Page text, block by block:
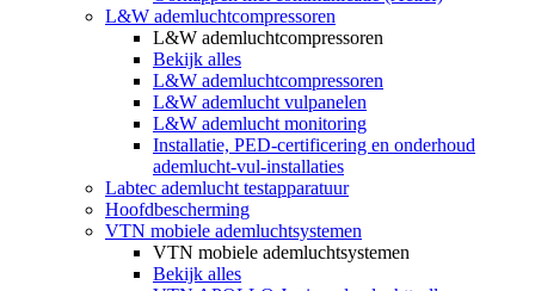
L&W ademluchtcompressoren
L&W ademluchtcompressoren
Bekijk alles
L&W ademluchtcompressoren
L&W ademlucht vulpanelen
L&W ademlucht monitoring
Installatie, PED-certificering en onderhoud
ademlucht-vul-installaties
Labtec ademlucht testapparatuur
Hoofdbescherming
VTN mobiele ademluchtsystemen
VTN mobiele ademluchtsystemen
Bekijk alles